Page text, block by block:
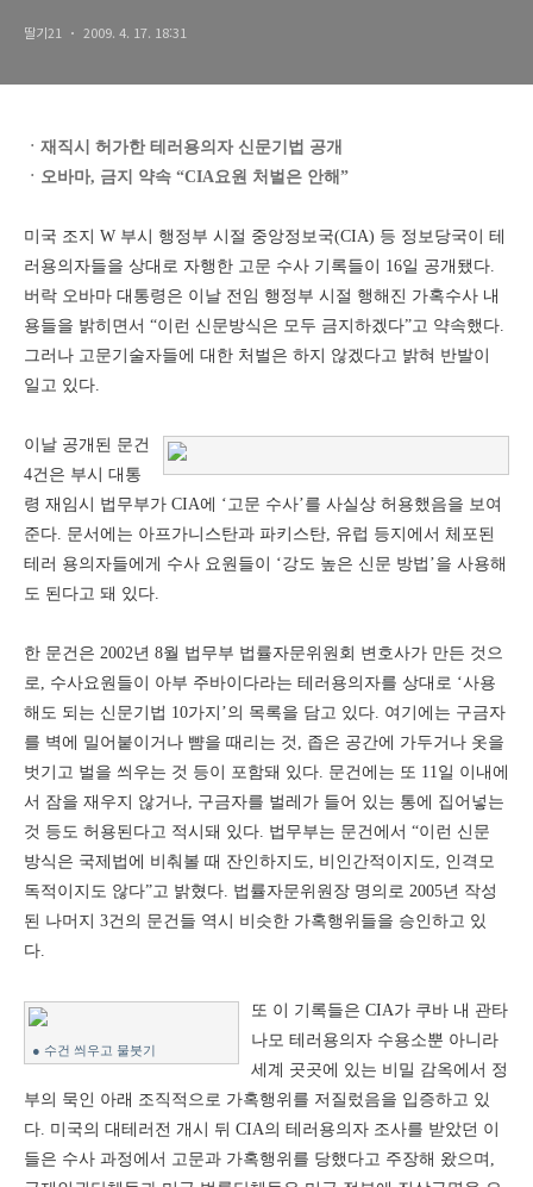
딸기21 2009. 4. 17. 18:31
ㆍ재직시 허가한 테러용의자 신문기법 공개
ㆍ오바마, 금지 약속 “CIA요원 처벌은 안해”
미국 조지 W 부시 행정부 시절 중앙정보국(CIA) 등 정보당국이 테
러용의자들을 상대로 자행한 고문 수사 기록들이 16일 공개됐다.
버락 오바마 대통령은 이날 전임 행정부 시절 행해진 가혹수사 내
용들을 밝히면서 “이런 신문방식은 모두 금지하겠다”고 약속했다.
그러나 고문기술자들에 대한 처벌은 하지 않겠다고 밝혀 반발이
일고 있다.
이날 공개된 문건
4건은 부시 대통
령 재임시 법무부가 CIA에 ‘고문 수사’를 사실상 허용했음을 보여
준다. 문서에는 아프가니스탄과 파키스탄, 유럽 등지에서 체포된
테러 용의자들에게 수사 요원들이 ‘강도 높은 신문 방법’을 사용해
도 된다고 돼 있다.
한 문건은 2002년 8월 법무부 법률자문위원회 변호사가 만든 것으
로, 수사요원들이 아부 주바이다라는 테러용의자를 상대로 ‘사용
해도 되는 신문기법 10가지’의 목록을 담고 있다. 여기에는 구금자
를 벽에 밀어붙이거나 뺨을 때리는 것, 좁은 공간에 가두거나 옷을
벗기고 벌을 씌우는 것 등이 포함돼 있다. 문건에는 또 11일 이내에
서 잠을 재우지 않거나, 구금자를 벌레가 들어 있는 통에 집어넣는
것 등도 허용된다고 적시돼 있다. 법무부는 문건에서 “이런 신문
방식은 국제법에 비춰볼 때 잔인하지도, 비인간적이지도, 인격모
독적이지도 않다”고 밝혔다. 법률자문위원장 명의로 2005년 작성
된 나머지 3건의 문건들 역시 비슷한 가혹행위들을 승인하고 있
다.
● 수건 씌우고 물붓기
또 이 기록들은 CIA가 쿠바 내 관타
나모 테러용의자 수용소뿐 아니라
세계 곳곳에 있는 비밀 감옥에서 정
부의 묵인 아래 조직적으로 가혹행위를 저질렀음을 입증하고 있
다. 미국의 대테러전 개시 뒤 CIA의 테러용의자 조사를 받았던 이
들은 수사 과정에서 고문과 가혹행위를 당했다고 주장해 왔으며,